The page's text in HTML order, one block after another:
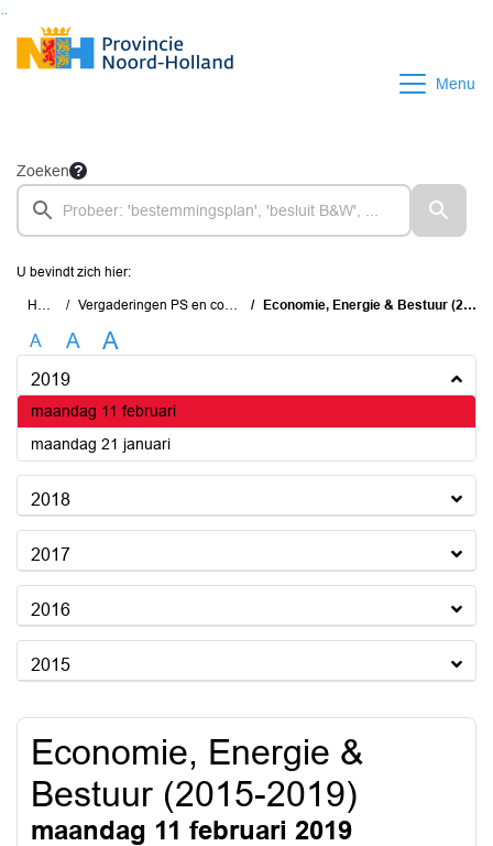
Ga naar de inhoud van deze pagina
Ga naar het zoeken
Ga naar het menu
Menu
Zoeken
U bevindt zich hier:
Home Vergaderingen PS en commissies Economie, Energie & Bestuur (2015-2019)
A A A
2019
maandag 11 februari2019
maandag 21 januari2019
2018
2017
2016
2015
Economie, Energie &
Bestuur (2015-2019)
maandag 11 februari 2019